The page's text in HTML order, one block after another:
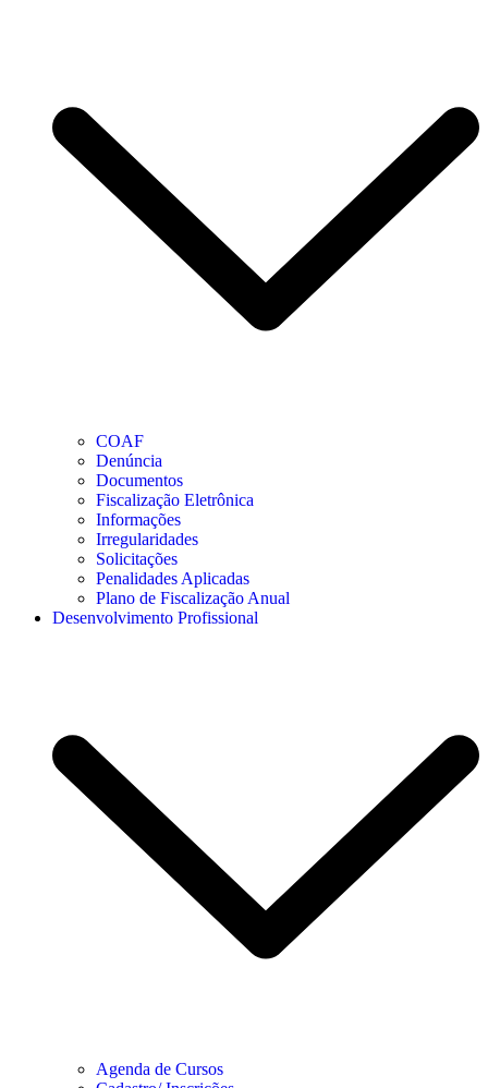
COAF
Denúncia
Documentos
Fiscalização Eletrônica
Informações
Irregularidades
Solicitações
Penalidades Aplicadas
Plano de Fiscalização Anual
Desenvolvimento Profissional
Agenda de Cursos